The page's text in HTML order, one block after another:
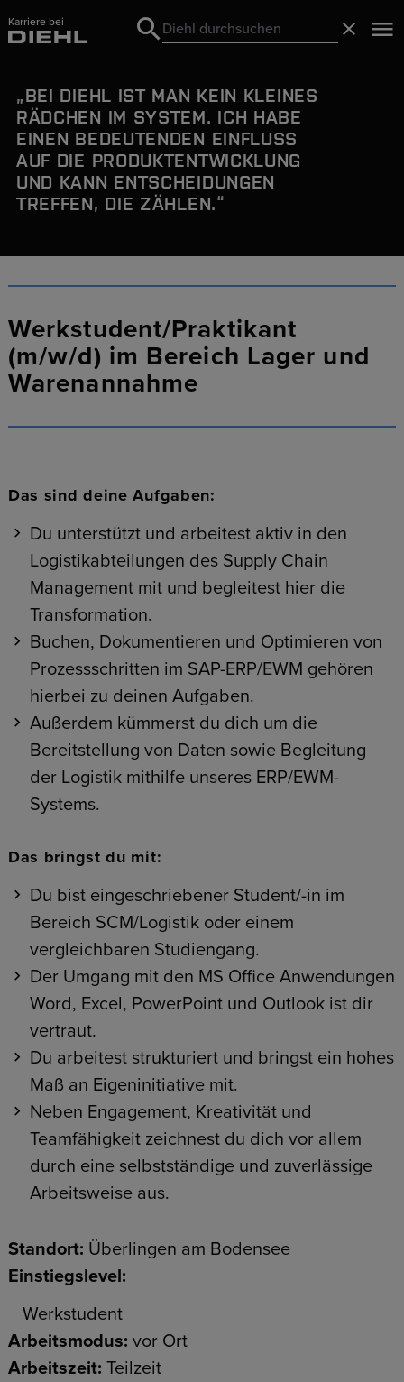
Karriere bei
Search
Search
BEI DIEHL IST MAN KEIN KLEINES
RÄDCHEN IM SYSTEM. ICH HABE
EINEN BEDEUTENDEN EINFLUSS
AUF DIE PRODUKTENTWICKLUNG
UND KANN ENTSCHEIDUNGEN
TREFFEN, DIE ZÄHLEN.
Werkstudent/Praktikant
(m/w/d) im Bereich Lager und
Warenannahme
Das sind deine Aufgaben:
Du unterstützt und arbeitest aktiv in den
Logistikabteilungen des Supply Chain
Management mit und begleitest hier die
Transformation.
Buchen, Dokumentieren und Optimieren von
Prozessschritten im SAP-ERP/EWM gehören
hierbei zu deinen Aufgaben.
Außerdem kümmerst du dich um die
Bereitstellung von Daten sowie Begleitung
der Logistik mithilfe unseres ERP/EWM-
Systems.
Das bringst du mit:
Du bist eingeschriebener Student/-in im
Bereich SCM/Logistik oder einem
vergleichbaren Studiengang.
Der Umgang mit den MS Office Anwendungen
Word, Excel, PowerPoint und Outlook ist dir
vertraut.
Du arbeitest strukturiert und bringst ein hohes
Maß an Eigeninitiative mit.
Neben Engagement, Kreativität und
Teamfähigkeit zeichnest du dich vor allem
durch eine selbstständige und zuverlässige
Arbeitsweise aus.
Standort: Überlingen am Bodensee
Einstiegslevel:
Werkstudent
Arbeitsmodus: vor Ort
Arbeitszeit: Teilzeit